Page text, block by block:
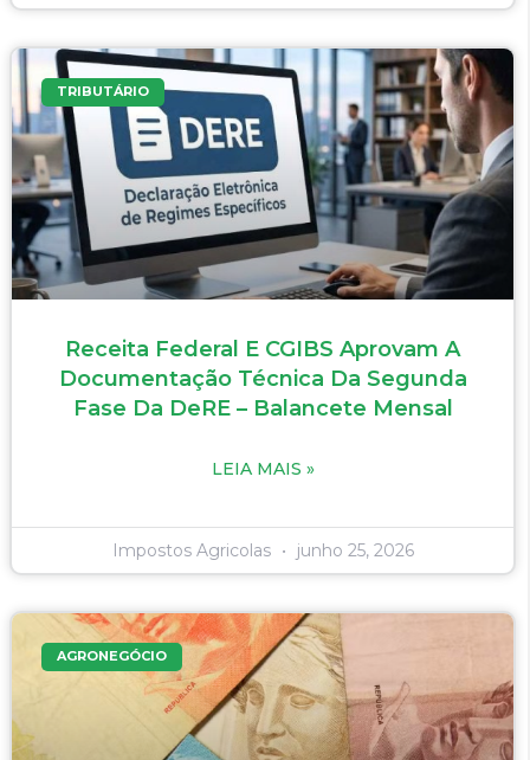
TRIBUTÁRIO
Receita Federal E CGIBS Aprovam A
Documentação Técnica Da Segunda
Fase Da DeRE – Balancete Mensal
LEIA MAIS »
Impostos Agricolas junho 25, 2026
AGRONEGÓCIO